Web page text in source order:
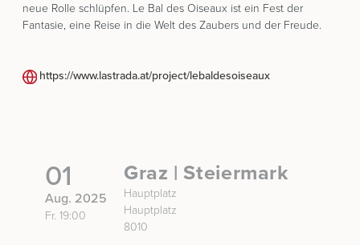
neue Rolle schlüpfen. Le Bal des Oiseaux ist ein Fest der
Fantasie, eine Reise in die Welt des Zaubers und der Freude.
https://www.lastrada.at/project/lebaldesoiseaux
01
Aug. 2025
Fr. 19:00
Graz | Steiermark
Hauptplatz
Hauptplatz
8010